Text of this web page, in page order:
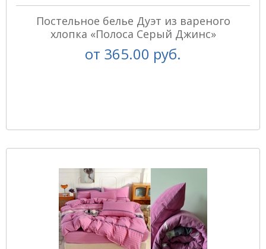
Постельное белье Дуэт из вареного
хлопка «Полоса Серый Джинс»
от 365.00 руб.